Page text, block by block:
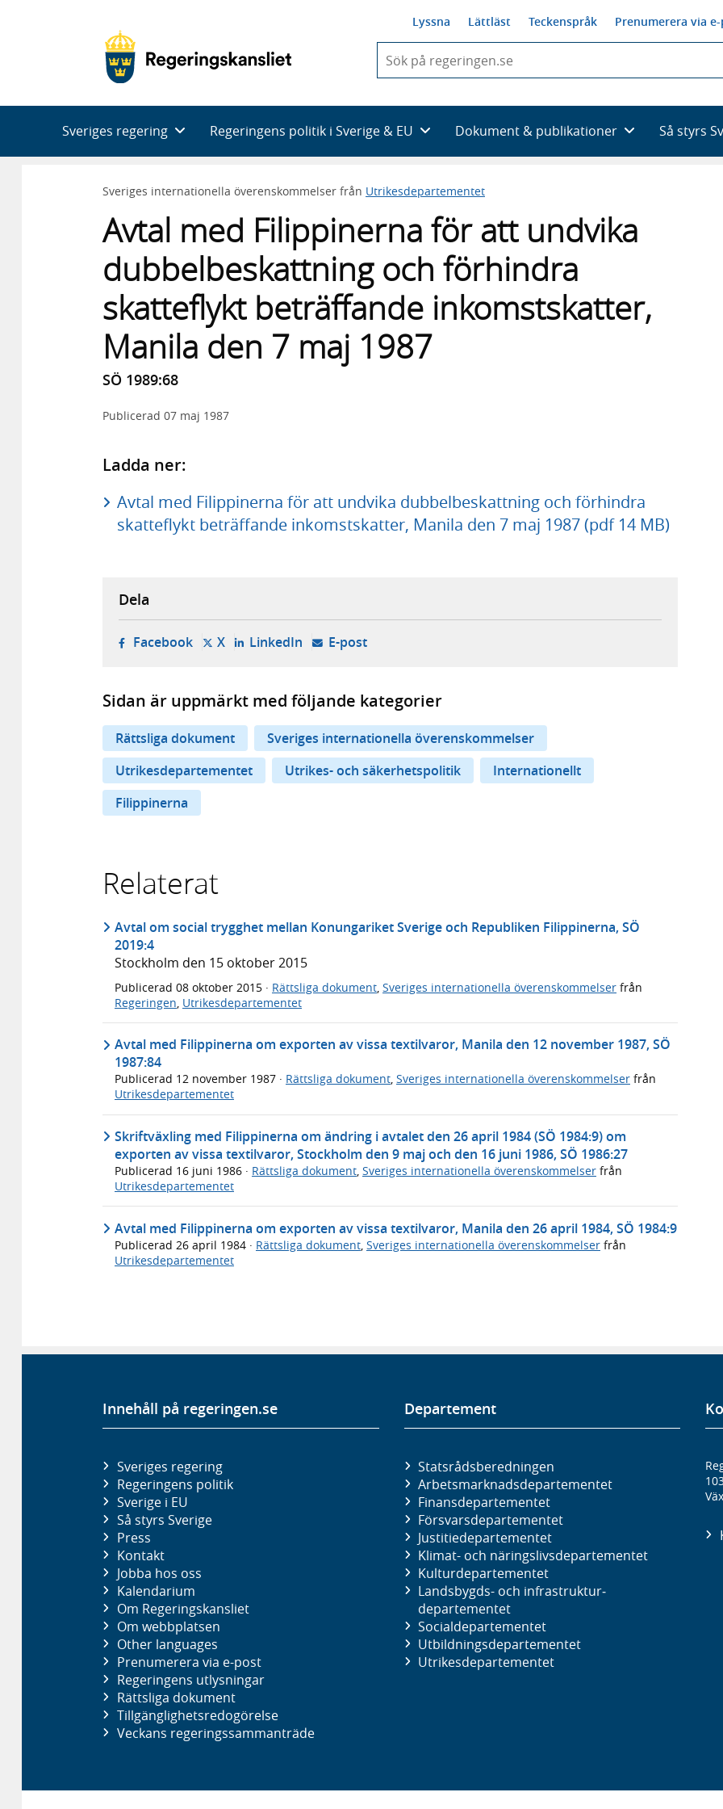
Lyssna Lättläst Teckenspråk Prenumerera via
du
skriva
framträder
en
med
Sveriges regering Regeringens politik i Sverige & EU Dokument & publikationer Så styrs
Sveriges internationella överenskommelser från Utrikesdepartementet
Avtal med Filippinerna för att undvika
dubbelbeskattning och förhindra
skatteflykt beträffande inkomstskatter,
Manila den 7 maj 1987
SÖ 1989:68
Publicerad 07 maj 1987
Ladda ner:
Avtal med Filippinerna för att undvika dubbelbeskattning och förhindra
skatteflykt beträffande inkomstskatter, Manila den 7 maj 1987 (pdf 14 MB)
Dela
Facebook- öppnas i ny flik, extern webbplats,
X- öppnas i ny flik, extern webbplats,
LinkedIn- öppnas i ny flik, extern webbplats,
E-post- öppnar din e-postklient,
Sidan är uppmärkt med följande kategorier
Rättsliga dokument
Sveriges internationella överenskommelser
Utrikesdepartementet
Utrikes- och säkerhetspolitik
Internationellt
Filippinerna
Relaterat
Avtal om social trygghet mellan Konungariket Sverige och Republiken Filippinerna, SÖ
2019:4
Stockholm den 15 oktober 2015
Publicerad 08 oktober 2015 · Rättsliga dokument Sveriges internationella överenskommelser från
Regeringen Utrikesdepartementet
Avtal med Filippinerna om exporten av vissa textilvaror, Manila den 12 november 1987, SÖ
1987:84
Publicerad 12 november 1987 · Rättsliga dokument, Sveriges internationella överenskommelser från
Utrikesdepartementet
Skriftväxling med Filippinerna om ändring i avtalet den 26 april 1984 (SÖ 1984:9) om
exporten av vissa textilvaror, Stockholm den 9 maj och den 16 juni 1986, SÖ 1986:27
Publicerad 16 juni 1986 · Rättsliga dokument, Sveriges internationella överenskommelser från
Utrikesdepartementet
Avtal med Filippinerna om exporten av vissa textilvaror, Manila den 26 april 1984, SÖ 1984:9
Publicerad 26 april 1984 · Rättsliga dokument Sveriges internationella överenskommelser från
Utrikesdepartementet
Innehåll på regeringen.se
Sveriges regering
Regeringens politik
Sverige i EU
Så styrs Sverige
Press
Kontakt
Jobba hos oss
Kalendarium
Om Regeringskansliet
Om webbplatsen
Other languages
Prenumerera via e-post
Regeringens utlysningar
Rättsliga dokument
Tillgänglighetsredogörelse
Veckans regeringssammanträde
Departement
Statsrådsberedningen
Arbetsmarknads­departementet
Finans­departementet
Försvars­departementet
Justitie­departementet
Klimat- och näringslivs­departementet
Kultur­departementet
Landsbygds- och infrastruktur­
departementet
Social­departementet
Utbildnings­departementet
Utrikes­departementet